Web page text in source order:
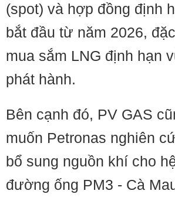
(spot) và hợp đồng định
bắt đầu từ năm 2026,
mua sắm LNG định hạn
phát hành.
Bên cạnh đó, PV GAS
muốn Petronas nghiên
bổ sung nguồn khí cho
đường ống PM3 - Cà